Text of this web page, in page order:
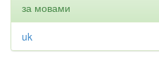
за мовами
uk